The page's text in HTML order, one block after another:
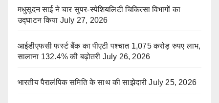
मधुसूदन साई ने चार सुपर-स्पेशियलिटी चिकित्सा विभागों का
उद्घाटन किया July 27, 2026
आईडीएफसी फर्स्ट बैंक का पीएटी पश्चात 1,075 करोड़ रुपए लाभ,
सालाना 132.4% की बढ़ोतरी July 26, 2026
भारतीय पैरालंपिक समिति के साथ की साझेदारी July 25, 2026